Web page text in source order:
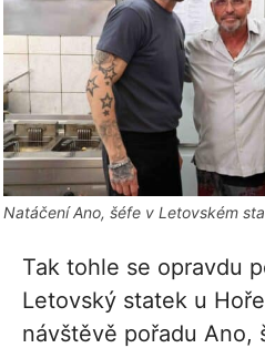
Natáčení Ano, šéfe v Letovském
Tak tohle se opravdu
Letovský statek u
návštěvě pořadu Ano,